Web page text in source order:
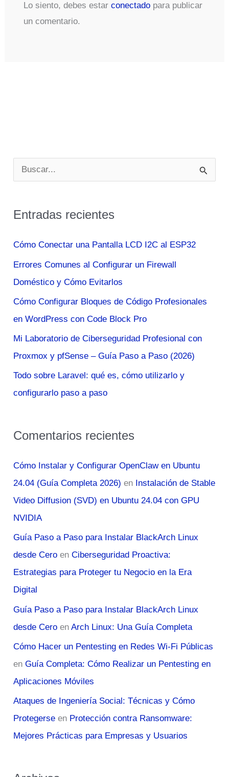
Lo siento, debes estar conectadopara publicar
un comentario.
u
c
p
o
r
:
Entradas recientes
Cómo Conectar una Pantalla LCD I2C al ESP32
Errores Comunes al Configurar un Firewall
Doméstico y Cómo Evitarlos
Cómo Configurar Bloques de Código Profesionales
en WordPress con Code Block Pro
Mi Laboratorio de Ciberseguridad Profesional con
Proxmox y pfSense – Guía Paso a Paso (2026)
Todo sobre Laravel: qué es, cómo utilizarlo y
configurarlo paso a paso
Comentarios recientes
Cómo Instalar y Configurar OpenClaw en Ubuntu
24.04 (Guía Completa 2026) en Instalación de Stable
Video Diffusion (SVD) en Ubuntu 24.04 con GPU
NVIDIA
Guía Paso a Paso para Instalar BlackArch Linux
desde Cero enCiberseguridad Proactiva:
Estrategias para Proteger tu Negocio en la Era
Digital
Guía Paso a Paso para Instalar BlackArch Linux
desde Cero enArch Linux: Una Guía Completa
Cómo Hacer un Pentesting en Redes Wi-Fi Públicas
enGuía Completa: Cómo Realizar un Pentesting en
Aplicaciones Móviles
Ataques de Ingeniería Social: Técnicas y Cómo
Protegerse en Protección contra Ransomware:
Mejores Prácticas para Empresas y Usuarios